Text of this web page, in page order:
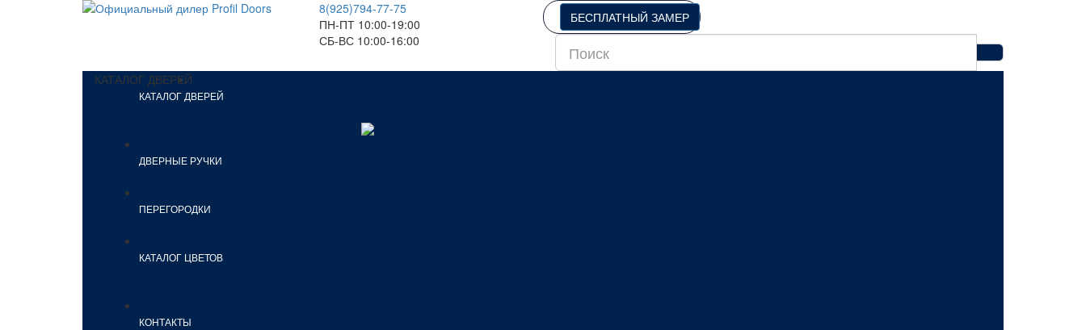
8(925)794-77-75
ПН-ПТ 10:00-19:00
СБ-ВС 10:00-16:00
БЕСПЛАТНЫЙ ЗАМЕР
КАТАЛОГ ДВЕРЕЙ
КАТАЛОГ ДВЕРЕЙ
ДВЕРНЫЕ РУЧКИ
ПЕРЕГОРОДКИ
КАТАЛОГ ЦВЕТОВ
КОНТАКТЫ